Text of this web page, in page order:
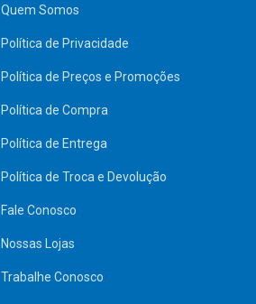
Quem Somos
Política de Privacidade
Política de Preços e Promoções
Política de Compra
Política de Entrega
Política de Troca e Devolução
Fale Conosco
Nossas Lojas
Trabalhe Conosco